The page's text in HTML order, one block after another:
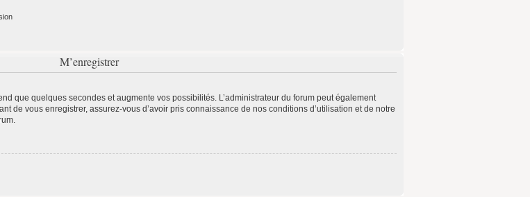
M’enregistrer
que quelques secondes et augmente vos possibilités. L’administrateur du forum peut également
de vous enregistrer, assurez-vous d’avoir pris connaissance de nos conditions d’utilisation et de notre